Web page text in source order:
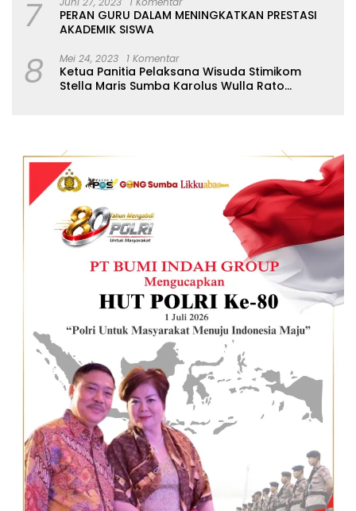
7
PERAN GURU DALAM MENINGKATKAN PRESTASI
AKADEMIK SISWA
8 Mei 24, 2023 1 Komentar
Ketua Panitia Pelaksana Wisuda Stimikom
Stella Maris Sumba Karolus Wulla Rato